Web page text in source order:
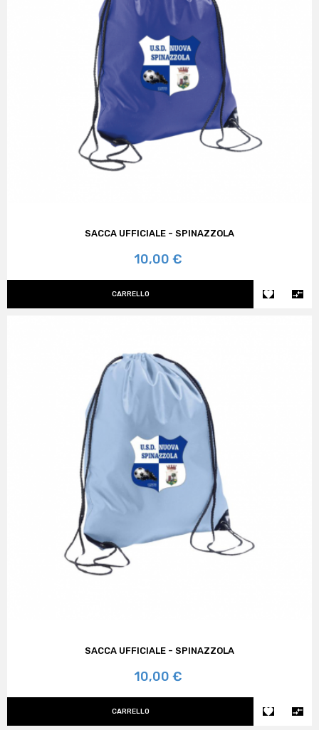
SACCA UFFICIALE - SPINAZZOLA
Prezzo
10,00 €
CARRELLO  
SACCA UFFICIALE - SPINAZZOLA
Prezzo
10,00 €
CARRELLO  